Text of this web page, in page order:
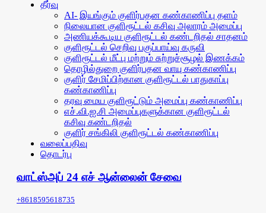
தீர்வு
AI- இயங்கும் குளிர்பதன கண்காணிப்பு தளம்
நிலையான குளிரூட்டல் கசிவு அலாரம் அமைப்பு
அணியக்கூடிய குளிரூட்டல் கண்டறிதல் சாதனம்
குளிரூட்டல் செறிவு பகுப்பாய்வு கருவி
குளிரூட்டல் மீட்பு மற்றும் சுற்றுச்சூழல் இணக்கம்
தொழில்துறை குளிர்பதன வாயு கண்காணிப்பு
குளிர் சேமிப்பிற்கான குளிரூட்டல் பாதுகாப்பு
கண்காணிப்பு
தரவு மைய குளிரூட்டும் அமைப்பு கண்காணிப்பு
எச்.வி.ஐ.சி அமைப்புகளுக்கான குளிரூட்டல்
கசிவு கண்டறிதல்
குளிர் சங்கிலி குளிரூட்டல் கண்காணிப்பு
வலைப்பதிவு
தொடர்பு
வாட்ஸ்அப் 24 எச் ஆன்லைன் சேவை
+8618595618735